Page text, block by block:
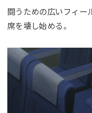
闘うための広いフィー
席を壊し始める。